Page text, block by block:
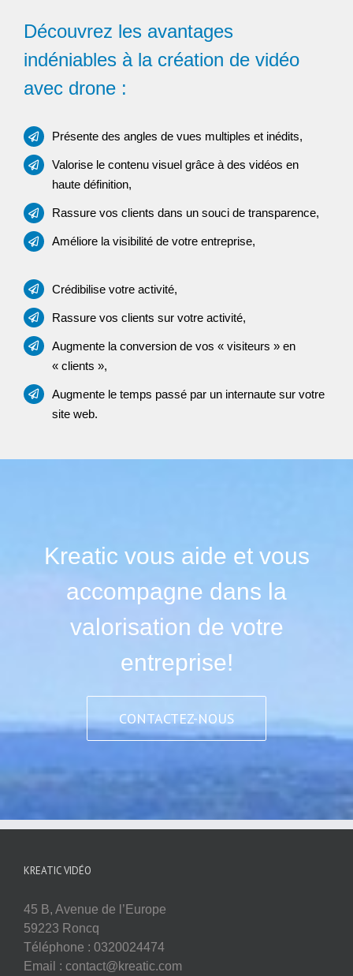
Découvrez les avantages
indéniables à la création de vidéo
avec drone :
Présente des angles de vues multiples et inédits,
Valorise le contenu visuel grâce à des vidéos en
haute définition,
Rassure vos clients dans un souci de transparence,
Améliore la visibilité de votre entreprise,
Crédibilise votre activité,
Rassure vos clients sur votre activité,
Augmente la conversion de vos « visiteurs » en
« clients »,
Augmente le temps passé par un internaute sur votre
site web.
Kreatic vous aide et vous
accompagne dans la
valorisation de votre
entreprise!
CONTACTEZ-NOUS
KREATIC VIDÉO
45 B, Avenue de l’Europe
59223 Roncq
Téléphone : 0320024474
Email : contact@kreatic.com